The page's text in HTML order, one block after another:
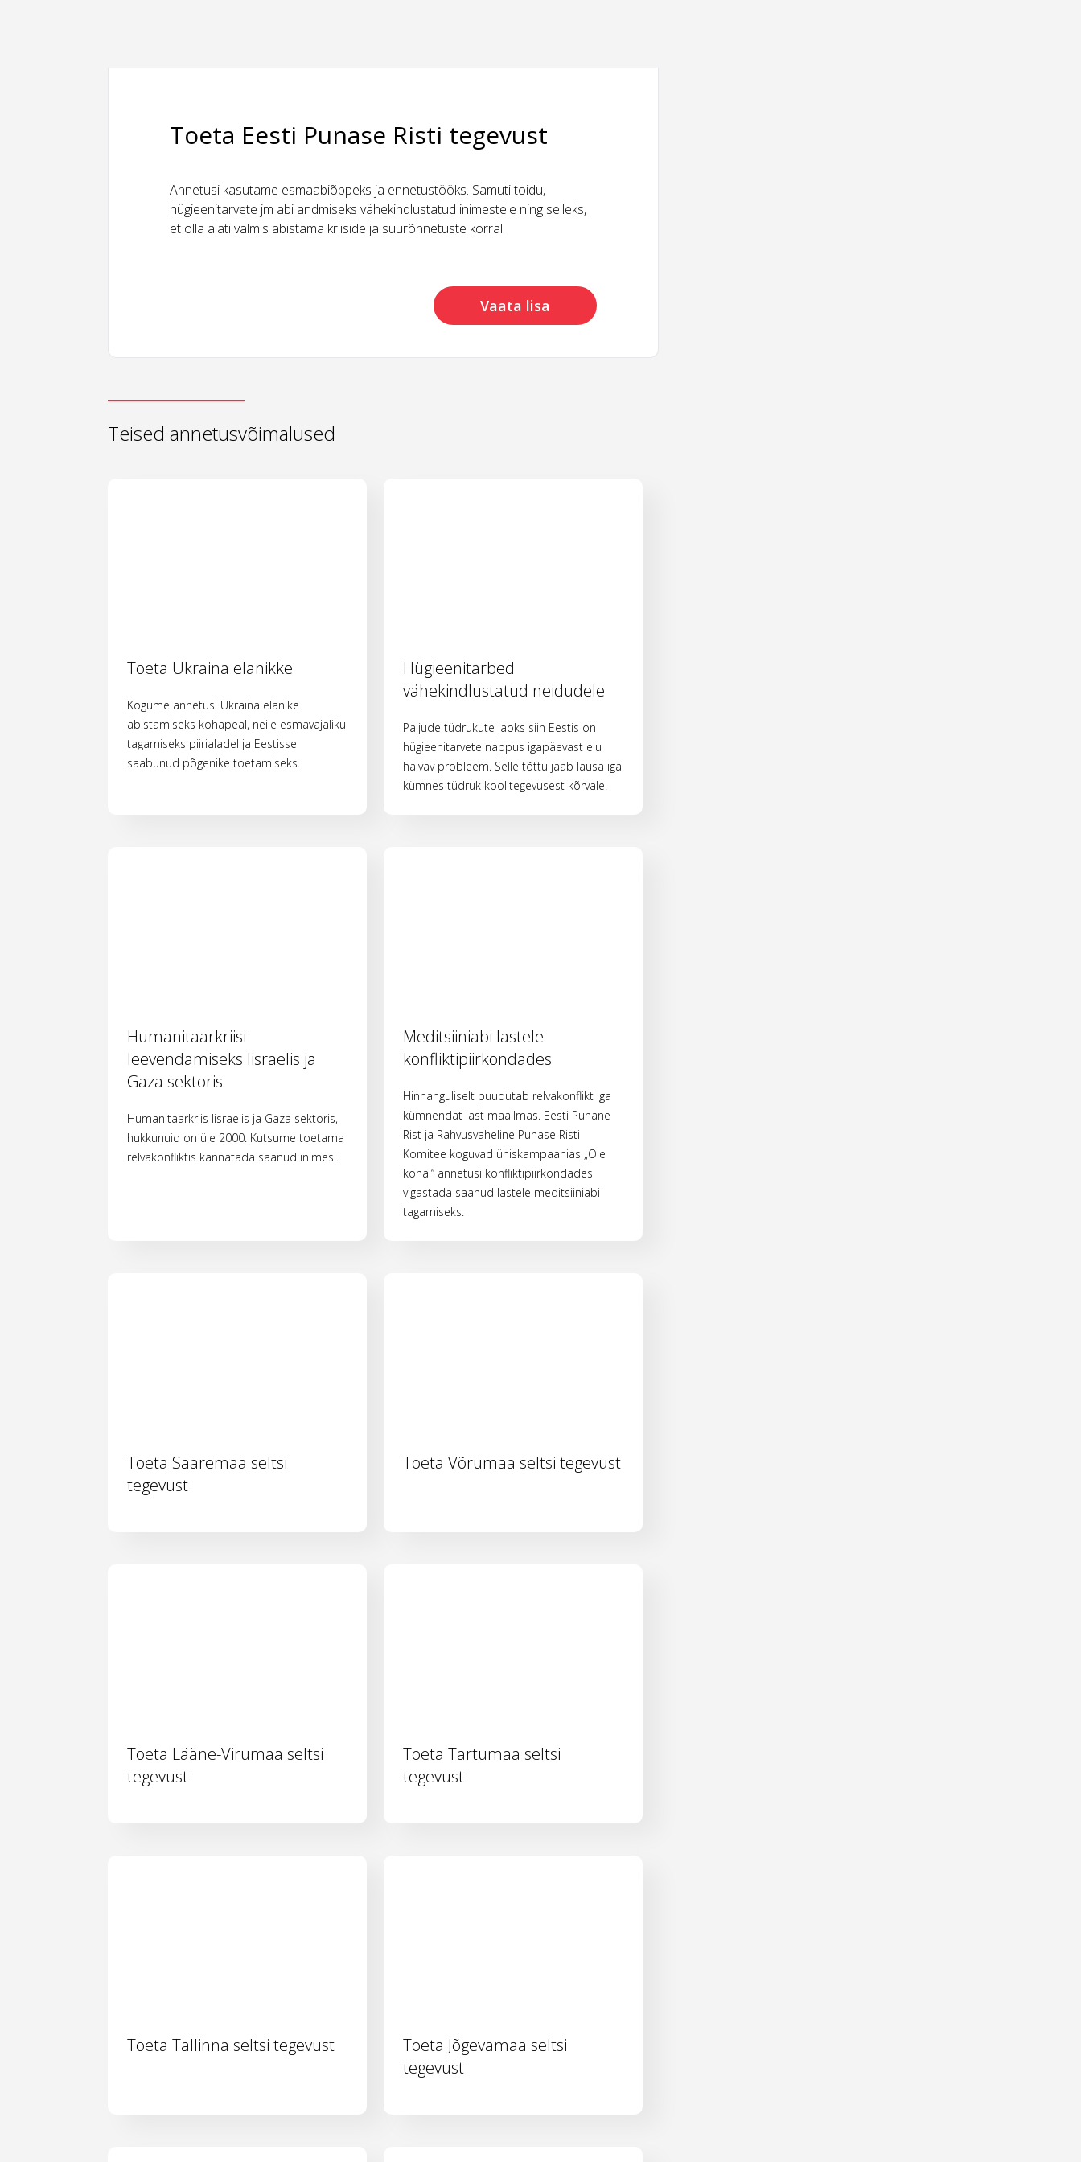
Toeta Eesti Punase Risti tegevust
Annetusi kasutame esmaabiõppeks ja ennetustööks. Samuti toidu,
hügieenitarvete jm abi andmiseks vähekindlustatud inimestele ning selleks,
et olla alati valmis abistama kriiside ja suurõnnetuste korral.
Vaata lisa
Teised annetusvõimalused
Toeta Ukraina elanikke
Kogume annetusi Ukraina elanike
abistamiseks kohapeal, neile esmavajaliku
tagamiseks piirialadel ja Eestisse
saabunud põgenike toetamiseks.
Hügieenitarbed
vähekindlustatud neidudele
Paljude tüdrukute jaoks siin Eestis on
hügieenitarvete nappus igapäevast elu
halvav probleem. Selle tõttu jääb lausa iga
kümnes tüdruk koolitegevusest kõrvale.
Humanitaarkriisi
leevendamiseks Iisraelis ja
Gaza sektoris
Humanitaarkriis Iisraelis ja Gaza sektoris,
hukkunuid on üle 2000. Kutsume toetama
relvakonfliktis kannatada saanud inimesi.
Meditsiiniabi lastele
konfliktipiirkondades
Hinnanguliselt puudutab relvakonflikt iga
kümnendat last maailmas. Eesti Punane
Rist ja Rahvusvaheline Punase Risti
Komitee koguvad ühiskampaanias „Ole
kohal“ annetusi konfliktipiirkondades
vigastada saanud lastele meditsiiniabi
tagamiseks.
Toeta Saaremaa seltsi
tegevust
Toeta Võrumaa seltsi tegevust
Toeta Lääne-Virumaa seltsi
tegevust
Toeta Tartumaa seltsi
tegevust
Toeta Tallinna seltsi tegevust
Toeta Jõgevamaa seltsi
tegevust